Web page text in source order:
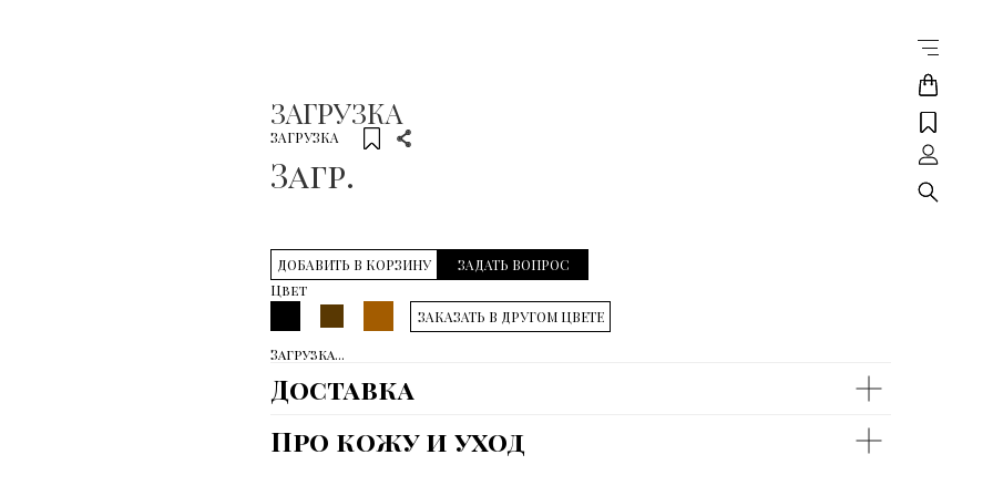
ЗАГРУЗКА
ЗАГРУЗКА
Загр.
ДОБАВИТЬ В КОРЗИНУ
ЗАДАТЬ ВОПРОС
Цвет
ЗАКАЗАТЬ В ДРУГОМ ЦВЕТЕ
Загрузка...
Доставка
Про кожу и уход